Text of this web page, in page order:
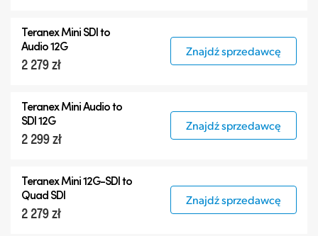
Teranex Mini SDI to
Audio 12G
2 279 zł
Znajdź sprzedawcę
Teranex Mini Audio to
SDI 12G
2 299 zł
Znajdź sprzedawcę
Teranex Mini12G-SDIto
Quad SDI
2 279 zł
Znajdź sprzedawcę